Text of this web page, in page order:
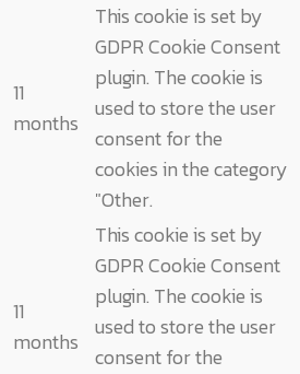
11
months
This cookie is set by
GDPR Cookie Consent
plugin. The cookie is
used to store the user
consent for the
cookies in the category
"Other.
11
months
This cookie is set by
GDPR Cookie Consent
plugin. The cookie is
used to store the user
consent for the